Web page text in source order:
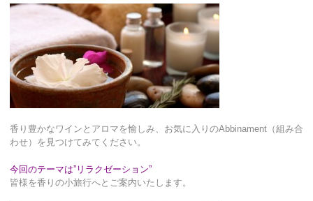
香り豊かなワインとアロマを愉しみ、お気に入りのAbbinament（組み合
わせ）を見つけてみてください。
今回のテーマは”リラクゼーション”
皆様を香りの小旅行へとご案内いたします。